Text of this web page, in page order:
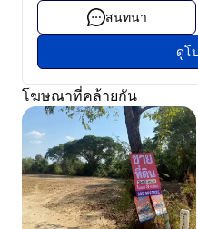
สนทนา
ดูโ
โฆษณาที่คล้ายกัน